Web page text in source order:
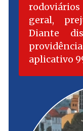
geral,
Diante
aplicativo